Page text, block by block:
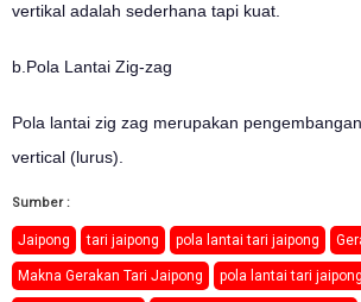
vertikal adalah sederhana tapi kuat.
b.Pola Lantai Zig-zag
Pola lantai zig zag merupakan
vertical (lurus).
Sumber :
Jaipong tari jaipong pola lantai tari jaipong
Makna Gerakan Tari Jaipong pola lantai tari